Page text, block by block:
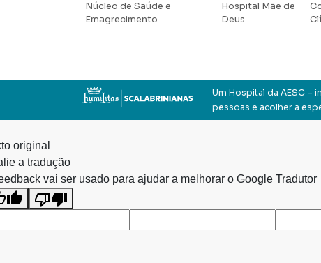
Núcleo de Saúde e
Emagrecimento
Hospital Mãe de
Deus
Um Hospital da AESC
pessoas e acolher a
original
a tradução
vai ser usado para ajudar a melhorar o Google Tradutor